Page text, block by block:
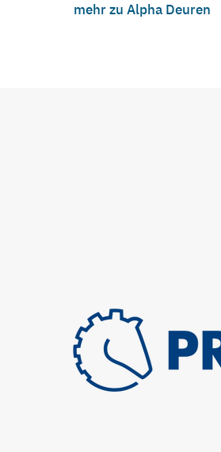
mehr zu Alpha Deuren